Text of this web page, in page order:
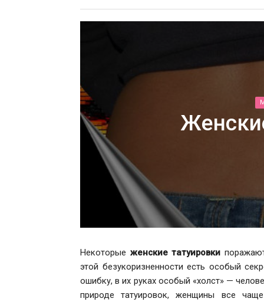
Некоторые женские татуировки
этой безукоризненности есть особый
ошибку, в их руках особый «холст» —
природе татуировок, женщины все